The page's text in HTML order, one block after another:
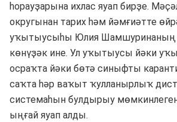
һорауҙарына ихлас яуап бирҙе.
округынан тарих һәм йәмғиәтте
уҡытыусыһы Юлия Шамшуринаның
көнүҙәк ине. Ул уҡытыусы йәки
осраҡта йәки бөтә синыфты
саҡта һәр ваҡыт ҡулланырлыҡ
системаһын булдырыу
ыңғай яуап алды.